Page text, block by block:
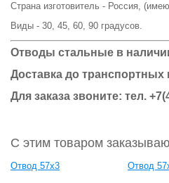
Страна изготовитель - Россия,
Виды - 30, 45, 60, 90 градусов.
Отводы стальные в
Доставка до транспортных
Для заказа звоните: тел.
С этим товаром
Отвод 57х3 Отвод